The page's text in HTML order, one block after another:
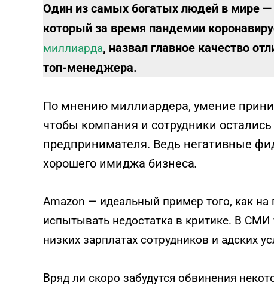
Один из самых богатых людей в мире —
который за время пандемии
миллиарда, назвал главное качество
топ-менеджера.
По мнению миллиардера, умение
чтобы компания и сотрудники
предпринимателя. Ведь негативные
хорошего имиджа бизнеса.
Amazon — идеальный пример того, как
испытывать недостатка в критике. В
низких зарплатах сотрудников и адских
Вряд ли скоро забудутся обвинения